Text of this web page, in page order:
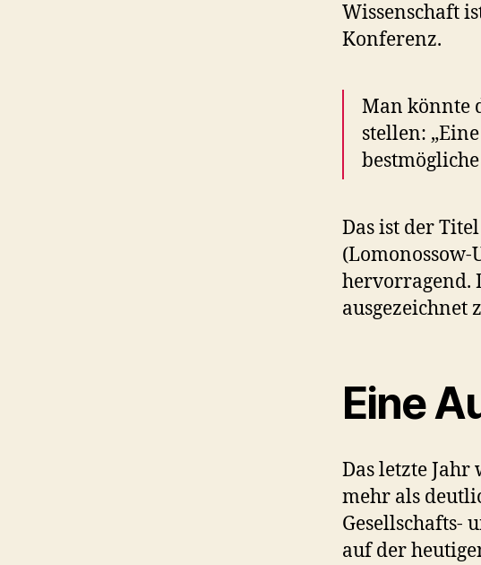
Wissenschaft
Konferenz.
Man könnte
stellen:
Das ist der
hervorragend.
ausgezeichnet
Eine
Das letzte
mehr als
Gesellschafts-
auf der